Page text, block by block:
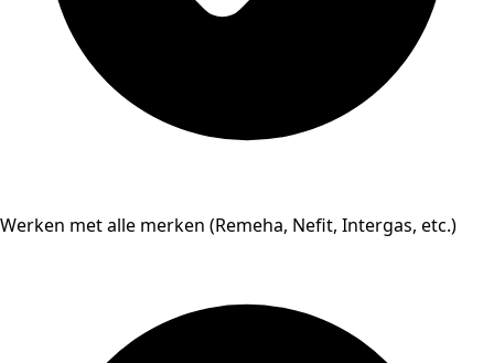
Werken met alle merken (Remeha, Nefit, Intergas, etc.)